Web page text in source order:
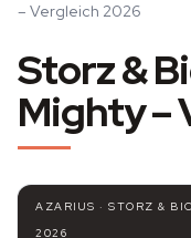
– Vergleich 2026
Storz &
Mighty –
AZARIUS · STORZ &
2026